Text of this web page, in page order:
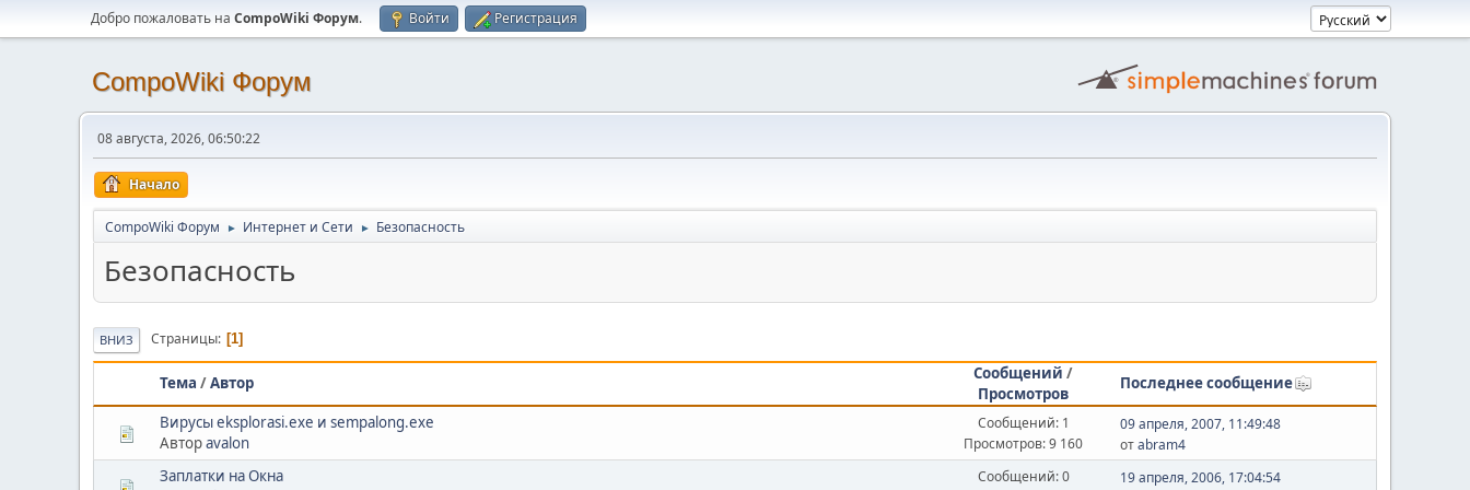
Добро пожаловать на CompoWiki Форум. Войти Регистрация
CompoWiki Форум
08 августа, 2026, 06:50:22
Начало
CompoWiki Форум ► Интернет и Сети ► Безопасность
Безопасность
ВНИЗ Страницы 1
Тема /Автор
Сообщений /
Просмотров
Последнее сообщение
Вирусы eksplorasi.exe и sempalong.exe
Авторavalon
Сообщений: 1
Просмотров: 9 160
09 апреля, 2007, 11:49:48
отabram4
Заплатки на Окна
Сообщений: 0
19 апреля, 2006, 17:04:54